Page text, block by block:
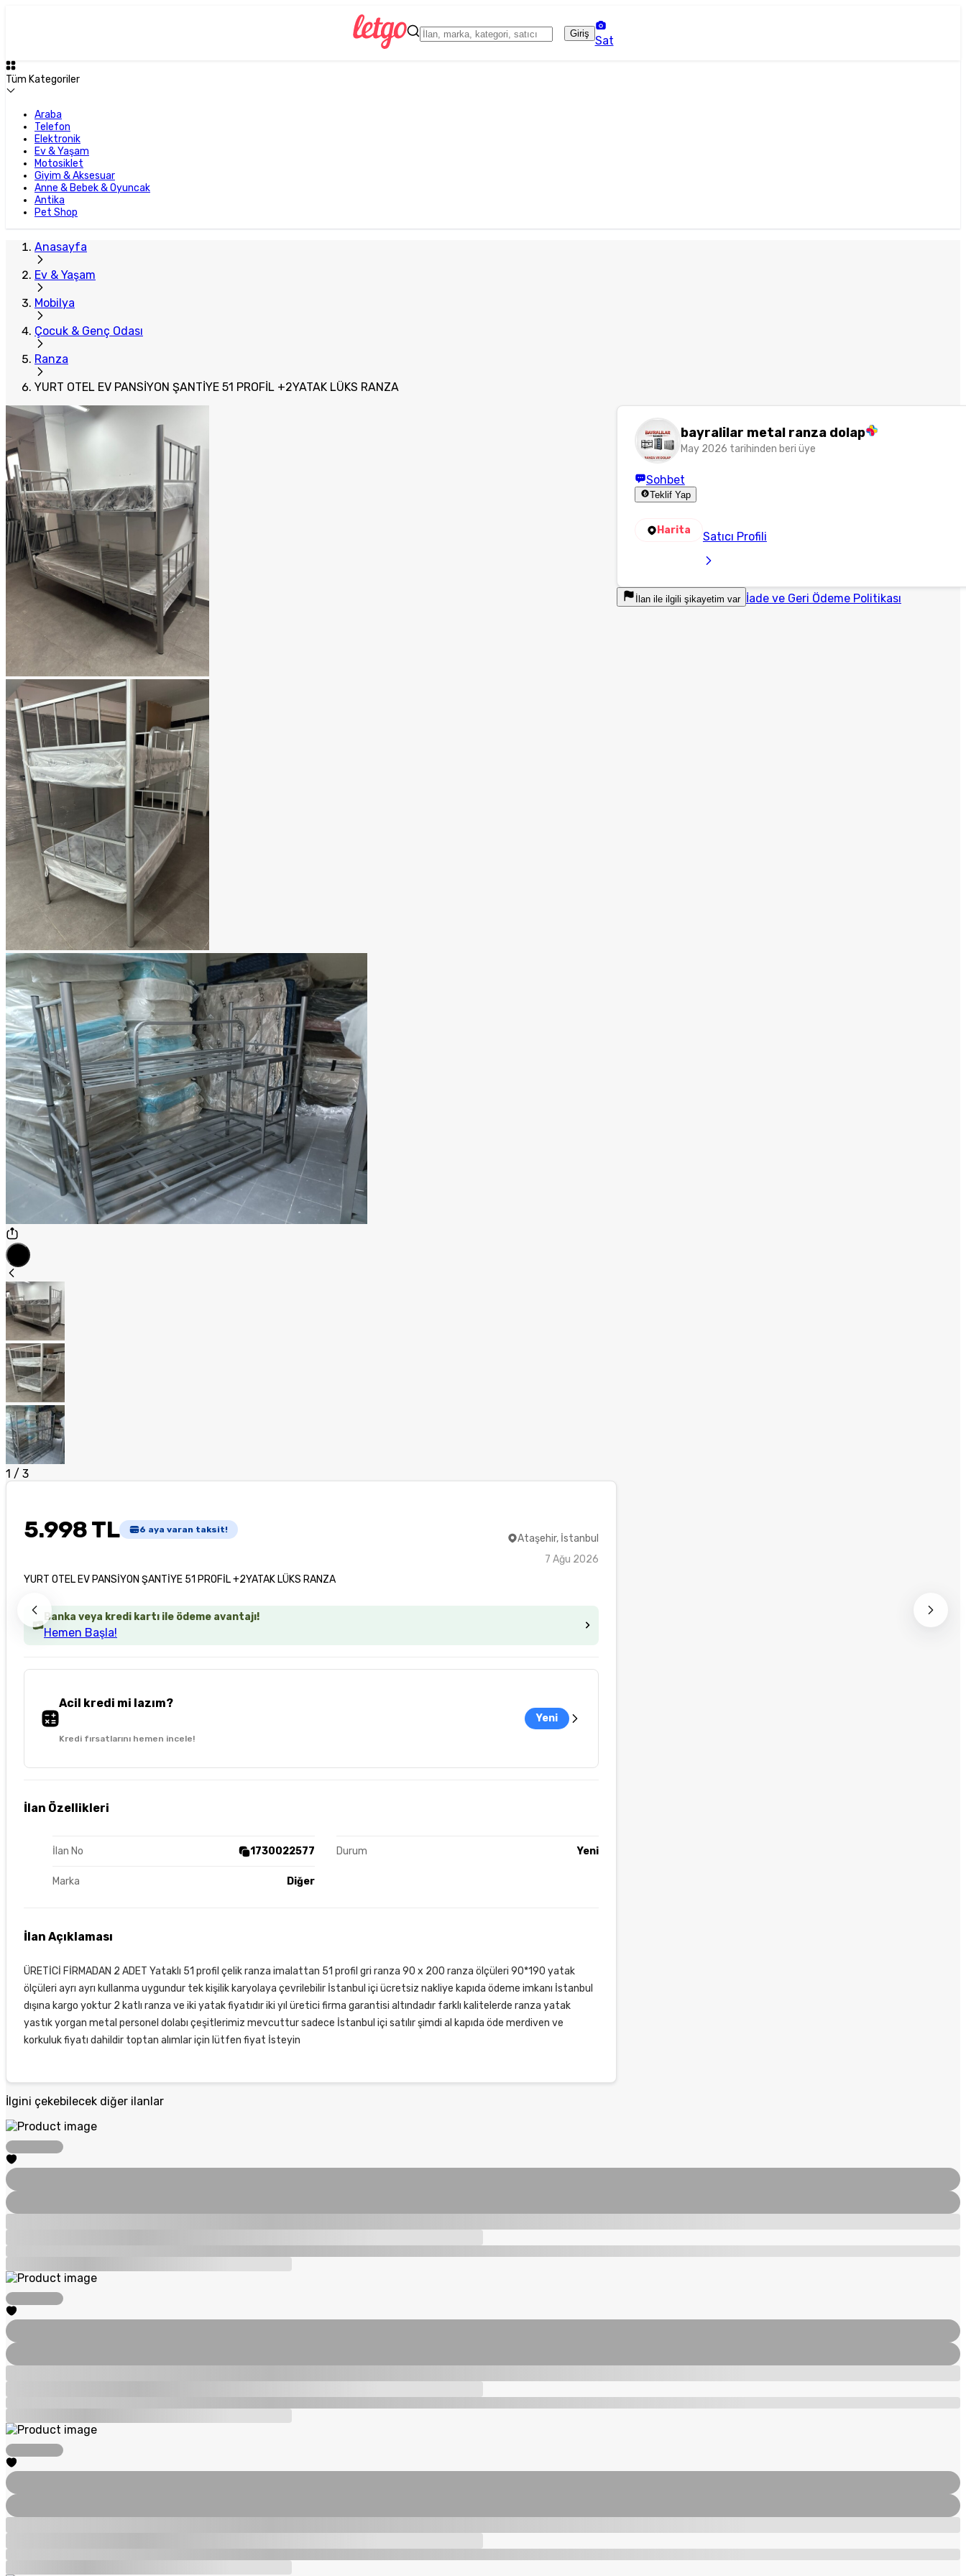
Giriş
Sat
Tüm Kategoriler
Araba
Telefon
Elektronik
Ev & Yaşam
Motosiklet
Giyim & Aksesuar
Anne & Bebek & Oyuncak
Antika
Pet Shop
Anasayfa
Ev & Yaşam
Mobilya
Çocuk & Genç Odası
Ranza
YURT OTEL EV PANSİYON ŞANTİYE 51 PROFİL +2YATAK LÜKS RANZA
1 / 3
5.998 TL 6 aya varan taksit!
YURT OTEL EV PANSİYON ŞANTİYE 51 PROFİL +2YATAK LÜKS RANZA
Ataşehir, İstanbul
7 Ağu 2026
Banka veya kredi kartı ile ödeme avantajı!
Hemen Başla!
Acil kredi mi lazım?
Kredi fırsatlarını hemen incele!
Yeni
İlan Özellikleri
İlan No 1730022577 Durum Yeni
Marka Diğer
İlan Açıklaması
ÜRETİCİ FİRMADAN 2 ADET Yataklı 51 profil çelik ranza imalattan 51 profil gri ranza 90 x 200 ranza ölçüleri 90*190 yatak
ölçüleri ayrı ayrı kullanma uygundur tek kişilik karyolaya çevrilebilir İstanbul içi ücretsiz nakliye kapıda ödeme imkanı İstanbul
dışına kargo yoktur 2 katlı ranza ve iki yatak fiyatıdır iki yıl üretici firma garantisi altındadır farklı kalitelerde ranza yatak
yastık yorgan metal personel dolabı çeşitlerimiz mevcuttur sadece İstanbul içi satılır şimdi al kapıda öde merdiven ve
korkuluk fiyatı dahildir toptan alımlar için lütfen fiyat İsteyin
bayralilar metal ranza dolap
May 2026 tarihinden beri üye
Sohbet
Teklif Yap
Harita Satıcı Profili
İlan ile ilgili şikayetim var İade ve Geri Ödeme Politikası
İlgini çekebilecek diğer ilanlar